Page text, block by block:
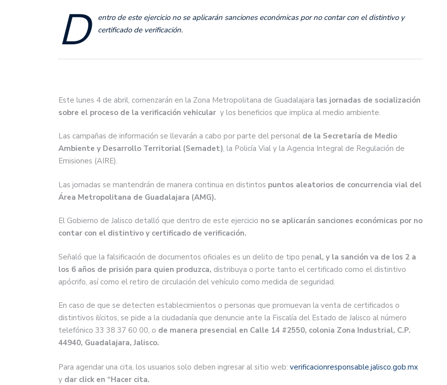
D
entro de este ejercicio no se aplicarán sanciones económicas por no contar con el distintivo y
certificado de verificación.
Este lunes 4 de abril, comenzarán en la Zona Metropolitana de Guadalajara las jornadas de socialización
sobre el proceso de la verificación vehicular y los beneficios que implica al medio ambiente.
Las campañas de información se llevarán a cabo por parte del personal de la Secretaría de Medio
Ambiente y Desarrollo Territorial (Semadet), la Policía Vial y la Agencia Integral de Regulación de
Emisiones (AIRE).
Las jornadas se mantendrán de manera continua en distintos puntos aleatorios de concurrencia vial del
Área Metropolitana de Guadalajara (AMG).
El Gobierno de Jalisco detalló que dentro de este ejercicio no se aplicarán sanciones económicas por no
contar con el distintivo y certificado de verificación.
Señaló que la falsificación de documentos oficiales es un delito de tipo penal, y la sanción va de los 2 a
los 6 años de prisión para quien produzca, distribuya o porte tanto el certificado como el distintivo
apócrifo, así como el retiro de circulación del vehículo como medida de seguridad.
En caso de que se detecten establecimientos o personas que promuevan la venta de certificados o
distintivos ilícitos, se pide a la ciudadanía que denuncie ante la Fiscalía del Estado de Jalisco al número
telefónico 33 38 37 60 00, o de manera presencial en Calle 14 #2550, colonia Zona Industrial, C.P.
44940, Guadalajara, Jalisco.
Para agendar una cita, los usuarios solo deben ingresar al sitio web: verificacionresponsable.jalisco.gob.mx
y dar click en “Hacer cita.